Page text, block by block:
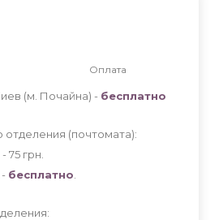
Оплата
(м. Почайна) - бесплатно
(почтомата):
75 грн
бесплатно